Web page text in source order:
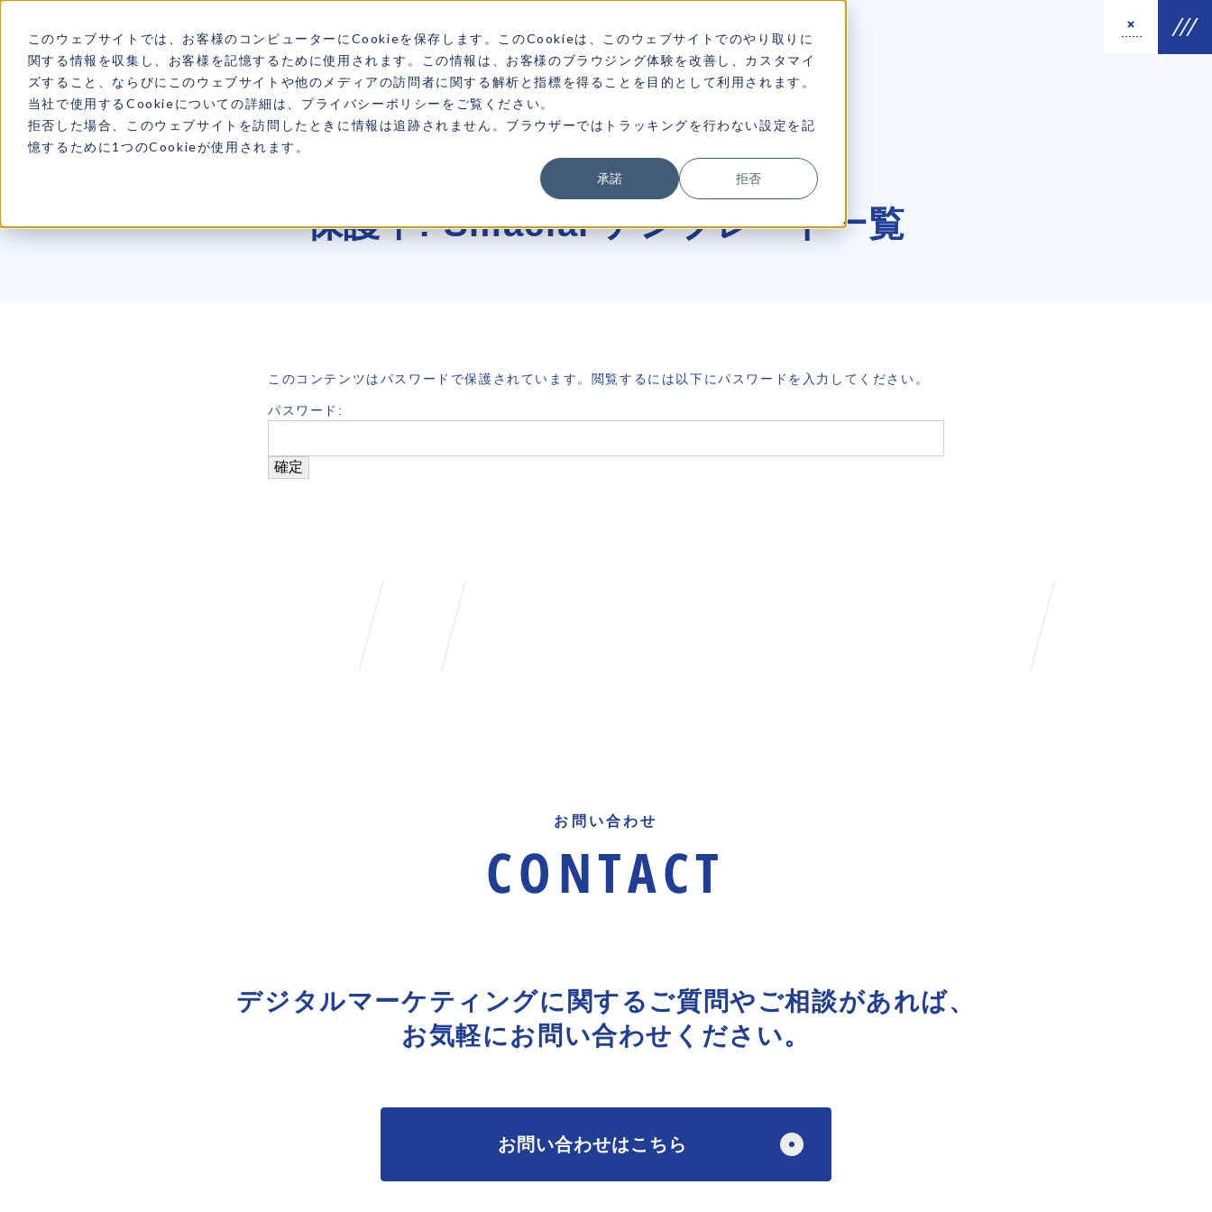
このウェブサイトでは、お客様のコンピューターにCookieを保存します。このCookieは、このウェブサイトでのやり取りに
関する情報を収集し、お客様を記憶するために使用されます。この情報は、お客様のブラウジング体験を改善し、カスタマイ
ズすること、ならびにこのウェブサイトや他のメディアの訪問者に関する解析と指標を得ることを目的として利用されます。
当社で使用するCookieについての詳細は、プライバシーポリシーをご覧ください。
拒否した場合、このウェブサイトを訪問したときに情報は追跡されません。ブラウザーではトラッキングを行わない設定を記
憶するために1つのCookieが使用されます。
承諾 拒否
保護中: Smacial テンプレート一覧
このコンテンツはパスワードで保護されています。閲覧するには以下にパスワードを入力してください。
パスワード:
お問い合わせ
CONTACT
デジタルマーケティングに 関するご質問やご相談があれば、
お気軽にお問い合わせください。
お問い合わせはこちら